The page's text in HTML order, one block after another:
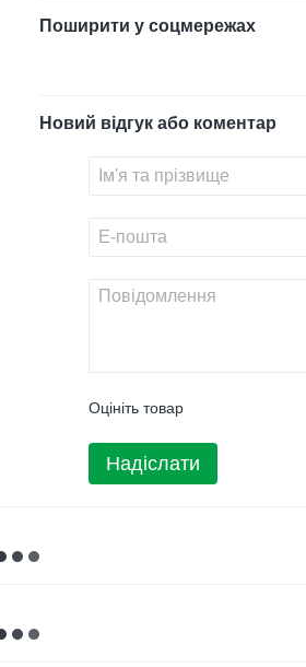
Поширити у соцмережах
Новий відгук або коментар
Оцініть товар
Надіслати